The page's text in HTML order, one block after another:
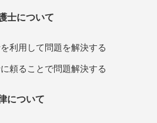
士について
利用して問題を解決する
頼ることで問題解決する
について